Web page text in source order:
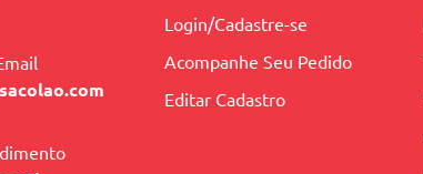
Login/Cadastre-se
Acompanhe Seu Pedido
Editar Cadastro